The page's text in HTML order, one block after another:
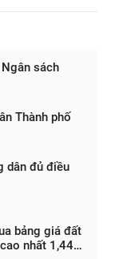
sách
Thành phố
dân đủ điều
bảng giá đất
nhất 1,44